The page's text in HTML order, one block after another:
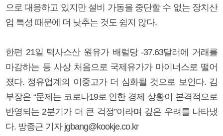
으로 대응하고 있지만 설비 가동을 중단할 수 없는 장치산
업 특성 때문에 더 낮추는 것도 쉽지 않다.
한편 21일 텍사스산 원유가 배럴당 -37.63달러에 거래를
마감하는 등 사상 처음으로 국제유가가 마이너스로 떨어
졌다. 정유업계의 이중고가 더 심화될 것으로 보인다. 김
부장은 “문제는 코로나19로 인한 경제 상황이 본격적으로
반영되는 2분기가 더 큰 걱정”이라며 깊은 우려를 나타냈
다. 방종근 기자 jgbang@kookje.co.kr